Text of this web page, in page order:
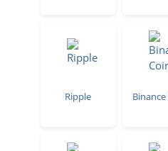
Ripple Binance